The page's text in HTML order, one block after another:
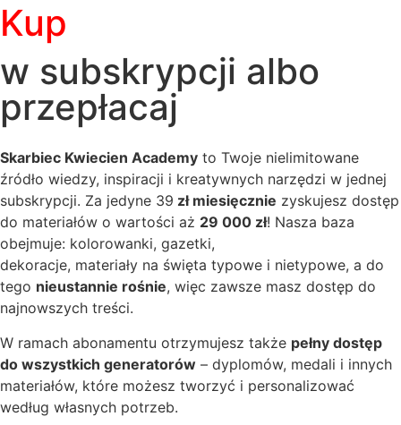
Kup
w subskrypcji albo
przepłacaj
Skarbiec Kwiecien Academy to Twoje nielimitowane
źródło wiedzy, inspiracji i kreatywnych narzędzi w jednej
subskrypcji. Za jedyne 39 zł miesięcznie zyskujesz dostęp
do materiałów o wartości aż 29 000 zł! Nasza baza
obejmuje: kolorowanki, gazetki,
dekoracje, materiały na święta typowe i nietypowe, a do
tego nieustannie rośnie, więc zawsze masz dostęp do
najnowszych treści.
W ramach abonamentu otrzymujesz także pełny dostęp
do wszystkich generatorów – dyplomów, medali i innych
materiałów, które możesz tworzyć i personalizować
według własnych potrzeb.